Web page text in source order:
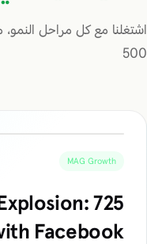
500
MAG Growth
725
Facebook